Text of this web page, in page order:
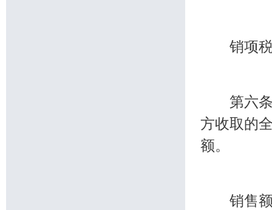
销项税
第六条
方收取的
额。
销售额